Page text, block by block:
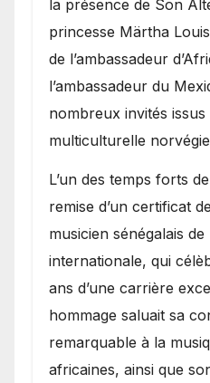
la présence de Son
princesse Märtha
de l’ambassadeur
l’ambassadeur du
nombreux invités
multiculturelle
​L’un des temps forts
remise d’un certificat
musicien sénégalais
internationale, qui
ans d’une carrière
hommage saluait sa
remarquable à la
africaines, ainsi que